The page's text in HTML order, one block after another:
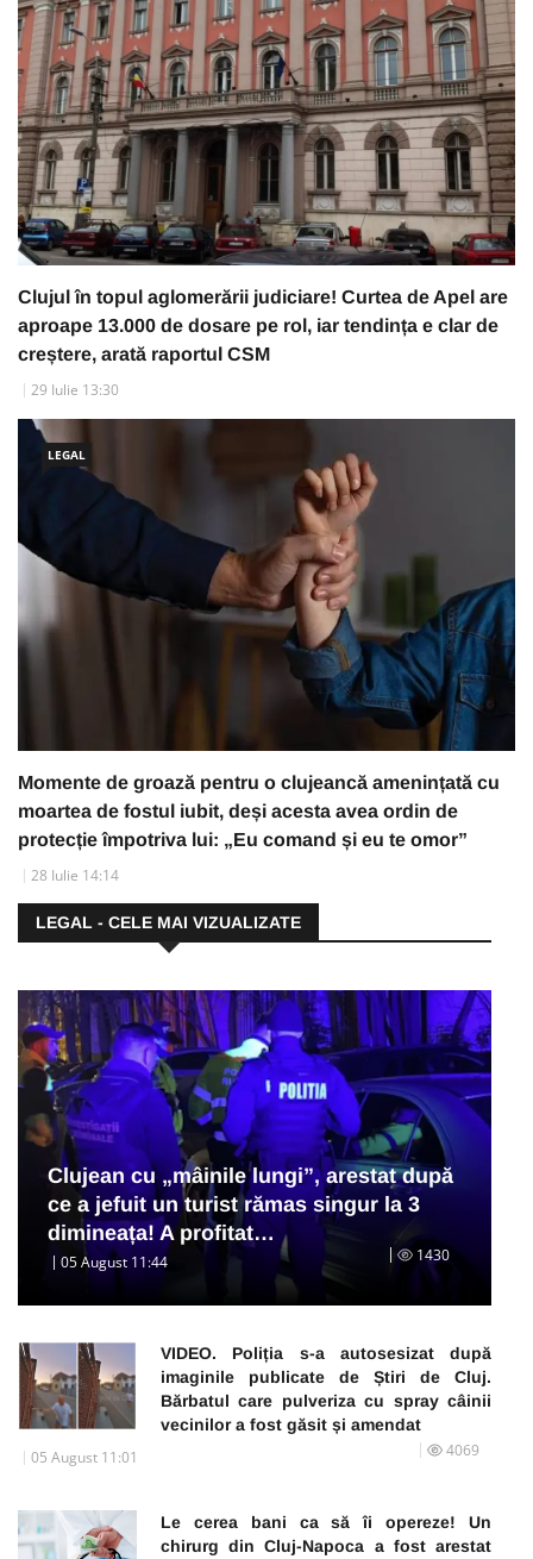
Clujul în topul aglomerării judiciare! Curtea de Apel are
aproape 13.000 de dosare pe rol, iar tendința e clar de
creștere, arată raportul CSM
29 Iulie 13:30
LEGAL
Momente de groază pentru o clujeancă amenințată cu
moartea de fostul iubit, deși acesta avea ordin de
protecție împotriva lui: „Eu comand și eu te omor”
28 Iulie 14:14
LEGAL - CELE MAI VIZUALIZATE
Clujean cu „mâinile lungi”, arestat după
ce a jefuit un turist rămas singur la 3
dimineața! A profitat…
05 August 11:44 1430
VIDEO. Poliția s-a autosesizat după
imaginile publicate de Știri de Cluj.
Bărbatul care pulveriza cu spray câinii
vecinilor a fost găsit și amendat
05 August 11:01 4069
Le cerea bani ca să îi opereze! Un
chirurg din Cluj-Napoca a fost arestat